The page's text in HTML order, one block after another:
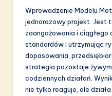
Wprowadzenie Modelu
jednorazowy projekt. Jest
zaangażowania i
standardów i utrzymując
dopasowania,
strategia pozostaje
codziennych działań.
nie tylko reaguje, ale